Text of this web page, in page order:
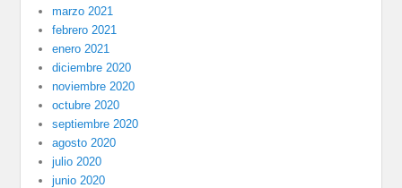
marzo 2021
febrero 2021
enero 2021
diciembre 2020
noviembre 2020
octubre 2020
septiembre 2020
agosto 2020
julio 2020
junio 2020